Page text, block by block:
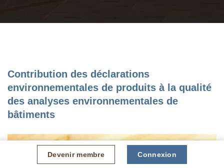
Devenir membre Connexion
Contribution des déclarations
environnementales de produits à la qualité
des analyses environnementales de
bâtiments